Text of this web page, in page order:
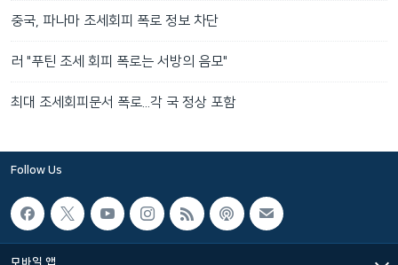
중국, 파나마 조세회피 폭로 정보 차단
러 "푸틴 조세 회피 폭로는 서방의 음모"
최대 조세회피문서 폭로...각 국 정상 포함
Follow Us